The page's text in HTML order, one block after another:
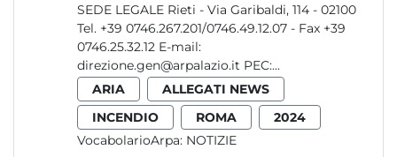
SEDE LEGALE Rieti - Via Garibaldi, 114 - 02100
Tel. +39 0746.267.201/0746.49.12.07 - Fax +39
0746.25.32.12 E-mail:
direzione.gen@arpalazio.it PEC:...
ARIA
ALLEGATI NEWS
INCENDIO
ROMA
2024
VocabolarioArpa: NOTIZIE